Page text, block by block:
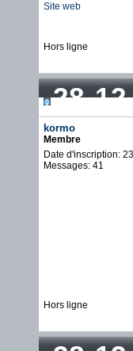
Site web
Hors ligne
28-
kormo
Membre
Date d'inscription:
Messages: 41
Hors ligne